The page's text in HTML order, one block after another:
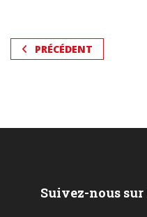
PRÉCÉDENT
Suivez-nous